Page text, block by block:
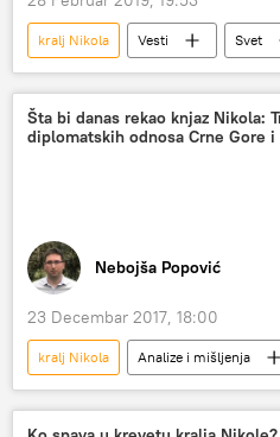
kralj Nikola Vesti Svet
nakit
burma
Šta bi danas rekao knjaz Nikola:
diplomatskih odnosa Crne Gore i
Nebojša Popović
23 Decembar 2017, 18:00
kralj Nikola Analize i mišljenja